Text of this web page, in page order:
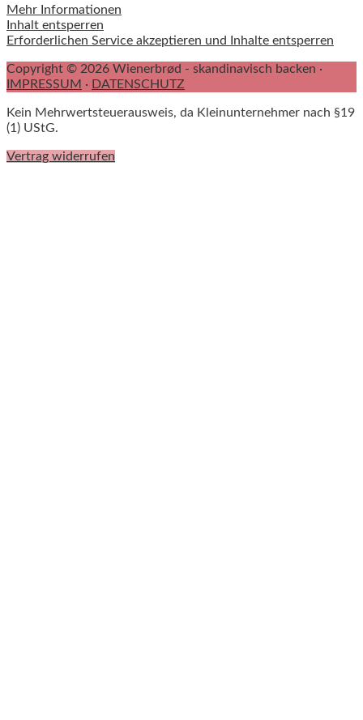
Mehr Informationen
Inhalt entsperren
Erforderlichen Service akzeptieren und Inhalte entsperren
Copyright © 2026 Wienerbrød - skandinavisch backen ·
IMPRESSUM · DATENSCHUTZ
Kein Mehrwertsteuerausweis, da Kleinunternehmer nach §19
(1) UStG.
Vertrag widerrufen